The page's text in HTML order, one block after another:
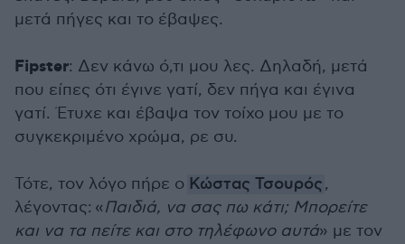
μετά πήγες και το έβαψες.
Fipster: Δεν κάνω ό,τι μου λες. Δηλαδή, μετά
που είπες ότι έγινε γατί, δεν πήγα και έγινα
γατί. Έτυχε και έβαψα τον τοίχο μου με το
συγκεκριμένο χρώμα, ρε συ.
Τότε, τον λόγο πήρε ο Κώστας Τσουρός,
λέγοντας: «Παιδιά, να σας πω κάτι; Μπορείτε
και να τα πείτε και στο τηλέφωνο αυτά» με τον